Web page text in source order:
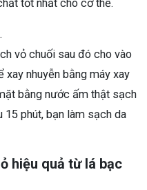
tốt nhất cho cơ thể.
vỏ chuối sau đó cho vào
xay nhuyễn bằng máy xay
bằng nước ấm thật sạch
15 phút, bạn làm sạch da
hiệu quả từ lá bạc